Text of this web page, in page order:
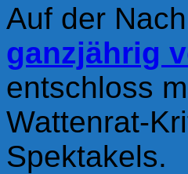
Auf der
ganzjährig
entschloss
Wattenrat-
Spektakels.